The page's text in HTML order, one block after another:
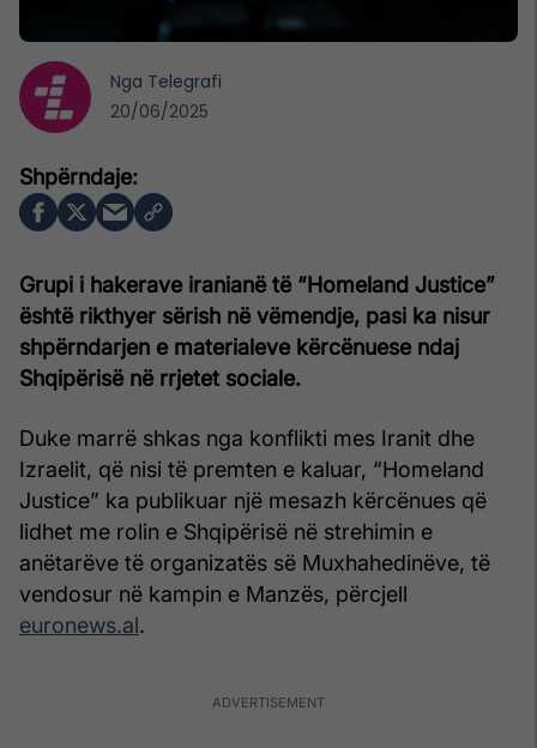
Grupi i hakerave iranianë të “Homeland Justice”
është rikthyer sërish në vëmendje, pasi ka nisur
shpërndarjen e materialeve kërcënuese ndaj
Shqipërisë në rrjetet sociale.
Duke marrë shkas nga konflikti mes Iranit dhe
Izraelit, që nisi të premten e kaluar, “Homeland
Justice” ka publikuar një mesazh kërcënues që
lidhet me rolin e Shqipërisë në strehimin e
anëtarëve të organizatës së Muxhahedinëve, të
vendosur në kampin e Manzës, përcjell
euronews.al.
Nga Telegrafi
20/06/2025